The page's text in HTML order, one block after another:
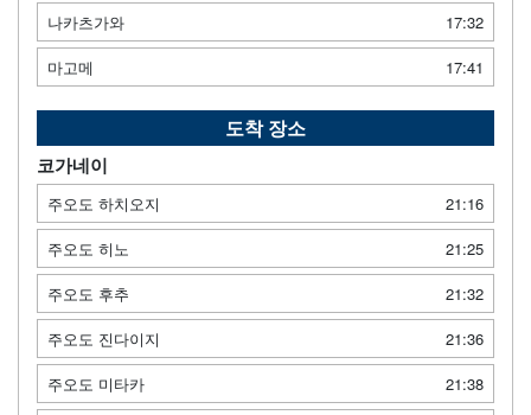
나카츠가와
17:32
마고메
17:41
도착 장소
코가네이
주오도 하치오지
21:16
주오도 히노
21:25
주오도 후추
21:32
주오도 진다이지
21:36
주오도 미타카
21:38